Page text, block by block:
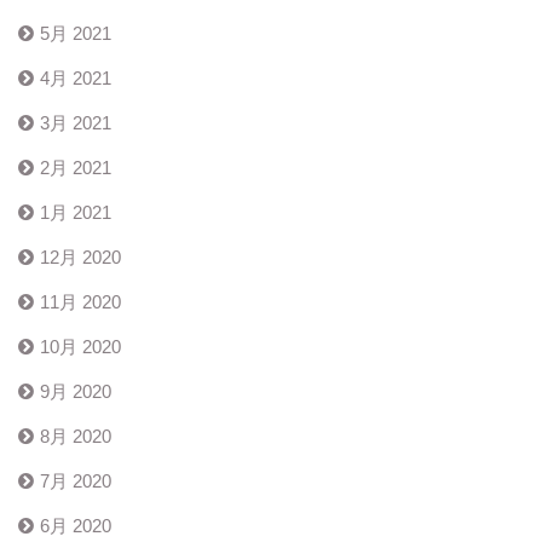
5月 2021
4月 2021
3月 2021
2月 2021
1月 2021
12月 2020
11月 2020
10月 2020
9月 2020
8月 2020
7月 2020
6月 2020